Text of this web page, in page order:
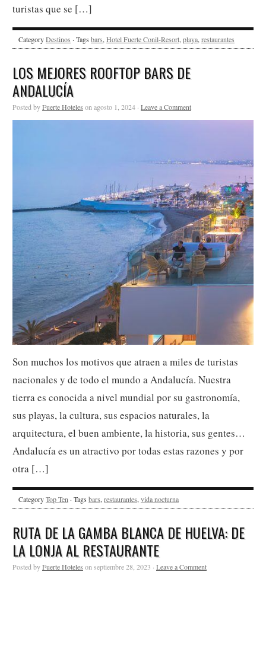
turistas que se […]
CategoryDestinos · Tags bars, Hotel Fuerte Conil-Resort, playa, restaurantes
LOS MEJORES ROOFTOP BARS DE
ANDALUCÍA
Posted byFuerte Hoteles on agosto 1, 2024 · Leave a Comment
Son muchos los motivos que atraen a miles de turistas
nacionales y de todo el mundo a Andalucía. Nuestra
tierra es conocida a nivel mundial por su gastronomía,
sus playas, la cultura, sus espacios naturales, la
arquitectura, el buen ambiente, la historia, sus gentes…
Andalucía es un atractivo por todas estas razones y por
otra […]
CategoryTop Ten · Tags bars, restaurantes, vida nocturna
RUTA DE LA GAMBA BLANCA DE HUELVA: DE
LA LONJA AL RESTAURANTE
Posted byFuerte Hoteles on septiembre 28, 2023 · Leave a Comment